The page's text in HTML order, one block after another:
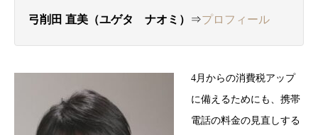
弓削田 直美（ユゲタ ナオミ） ⇒プロフィール
4月からの消費税アップ
に備えるためにも、携帯
電話の料金の見直しする